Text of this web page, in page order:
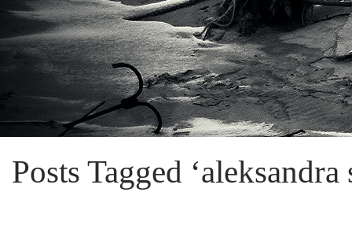
Posts Tagged ‘aleksandra